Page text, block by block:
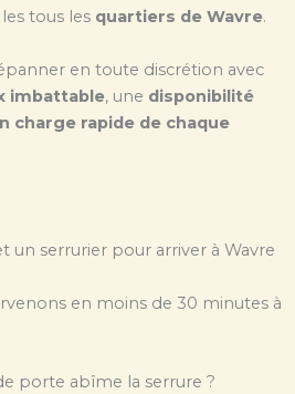
tous les quartiers de Wavre.
en toute discrétion avec
imbattable, une disponibilité
charge rapide de chaque
serrurier pour arriver à Wavre
en moins de 30 minutes à
porte abîme la serrure ?